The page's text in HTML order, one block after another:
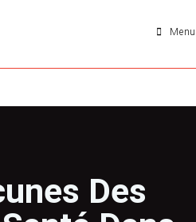
Menu
Des